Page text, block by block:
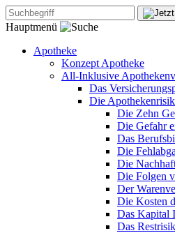
Hauptmenü
Apotheke
Konzept Apotheke
All-Inklusive
Das
Die
Die Zehn
Die Gefahr
Das
Die
Die
Die Folgen
Der
Die Kosten
Das Kapital
Das